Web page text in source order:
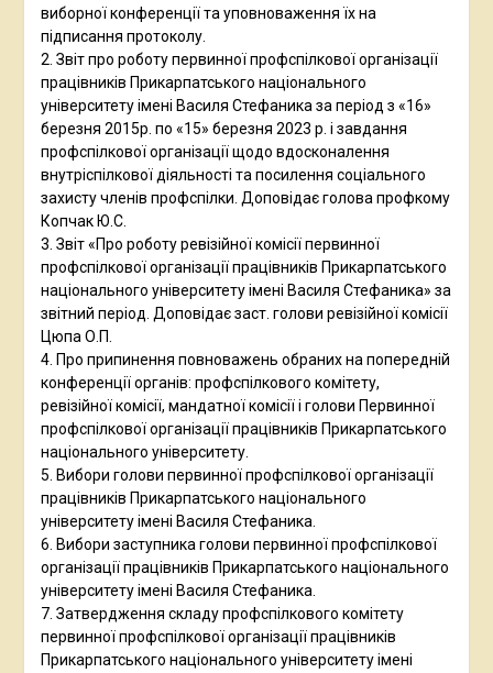
виборної конференції та уповноваження їх на
підписання протоколу.
2. Звіт про роботу первинної профспілкової організації
працівників Прикарпатського національного
університету імені Василя Стефаника за період з «16»
березня 2015р. по «15» березня 2023 р. і завдання
профспілкової організації щодо вдосконалення
внутріспілкової діяльності та посилення соціального
захисту членів профспілки. Доповідає голова профкому
Копчак Ю.С.
3. Звіт «Про роботу ревізійної комісії первинної
профспілкової організації працівників Прикарпатського
національного університету імені Василя Стефаника» за
звітний період. Доповідає заст. голови ревізійної комісії
Цюпа О.П.
4. Про припинення повноважень обраних на попередній
конференції органів: профспілкового комітету,
ревізійної комісії, мандатної комісії і голови Первинної
профспілкової організації працівників Прикарпатського
національного університету.
5. Вибори голови первинної профспілкової організації
працівників Прикарпатського національного
університету імені Василя Стефаника.
6. Вибори заступника голови первинної профспілкової
організації працівників Прикарпатського національного
університету імені Василя Стефаника.
7. Затвердження складу профспілкового комітету
первинної профспілкової організації працівників
Прикарпатського національного університету імені